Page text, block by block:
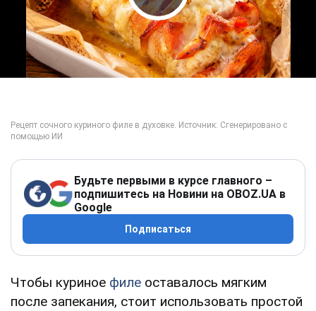
Play Video
Будьте первыми в курсе главного –
подпишитесь на Новини на OBOZ.UA в
Google
Подписаться
Чтобы куриное филе оставалось мягким
после запекания, стоит использовать простой